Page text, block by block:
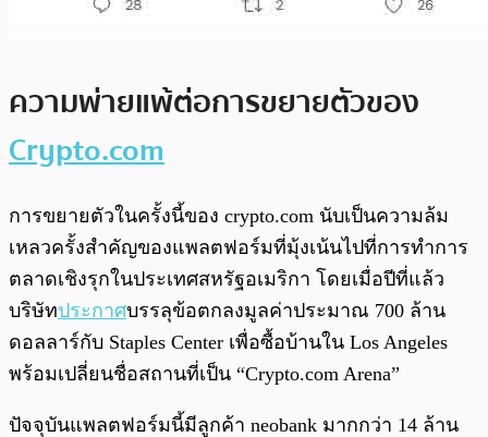
ความพ่ายแพ้ต่อการขยายตัวของ
Crypto.com
การขยายตัวในครั้งนี้ของ crypto.com นับเป็นความล้ม
เหลวครั้งสำคัญของแพลตฟอร์มที่มุ้งเน้นไปที่การทำการ
ตลาดเชิงรุกในประเทศสหรัฐอเมริกา โดยเมื่อปีที่แล้ว
บริษัทประกาศบรรลุข้อตกลงมูลค่าประมาณ 700 ล้าน
ดอลลาร์กับ Staples Center เพื่อซื้อบ้านใน Los Angeles
พร้อมเปลี่ยนชื่อสถานที่เป็น “Crypto.com Arena”
ปัจจุบันแพลตฟอร์มนี้มีลูกค้า neobank มากกว่า 14 ล้าน